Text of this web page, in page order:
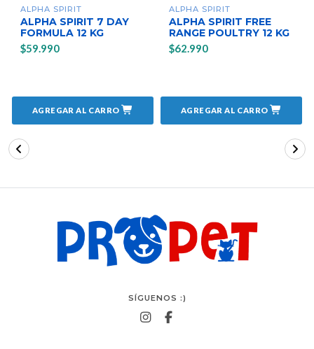
ALPHA SPIRIT
ALPHA SPIRIT 7 DAY
FORMULA 12 KG
$59.990
AGREGAR AL CARRO
ALPHA SPIRIT
ALPHA SPIRIT FREE
RANGE POULTRY 12 KG
$62.990
AGREGAR AL CARRO
SÍGUENOS :)